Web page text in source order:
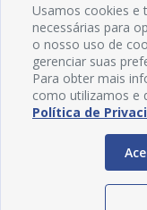
Usamos cookies e
necessárias para
o nosso uso de
gerenciar suas
Para obter mais
como utilizamos e
Política de